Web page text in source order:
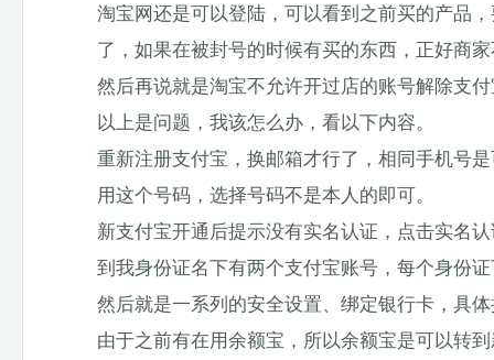
淘宝网还是可以登陆，可以看到之前买的产品
了，如果在被封号的时候有买的东西，正好商
然后再说就是淘宝不允许开过店的账号解除支
以上是问题，我该怎么办，看以下内容。
重新注册支付宝，换邮箱才行了，相同手机号
用这个号码，选择号码不是本人的即可。
新支付宝开通后提示没有实名认证，点击实名
到我身份证名下有两个支付宝账号，每个身份
然后就是一系列的安全设置、绑定银行卡，具
由于之前有在用余额宝，所以余额宝是可以转